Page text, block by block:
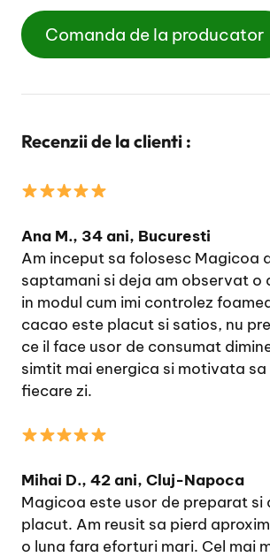
Comanda de la producator
Recenzii de la clienti :
Ana M., 34 ani, Bucuresti
Am inceput sa folosesc Magicoa
saptamani si deja am observat o
in modul cum imi controlez
cacao este placut si satios, nu
ce il face usor de consumat
simtit mai energica si motivata sa
fiecare zi.
Mihai D., 42 ani, Cluj-Napoca
Magicoa este usor de preparat si
placut. Am reusit sa pierd
o luna fara eforturi mari. Cel mai